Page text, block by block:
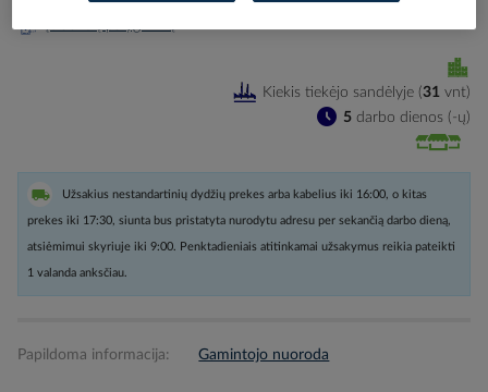
5 darbo dienos (-ų)
Kiekis tiekėjo sandėlyje (31 vnt)
Užsakius nestandartinių dydžių prekes arba kabelius iki 16:00, o kitas
prekes iki 17:30, siunta bus pristatyta nurodytu adresu per sekančią darbo dieną,
atsiėmimui skyriuje iki 9:00. Penktadieniais atitinkamai užsakymus reikia pateikti
1 valanda anksčiau.
Papildoma informacija: Gamintojo nuoroda